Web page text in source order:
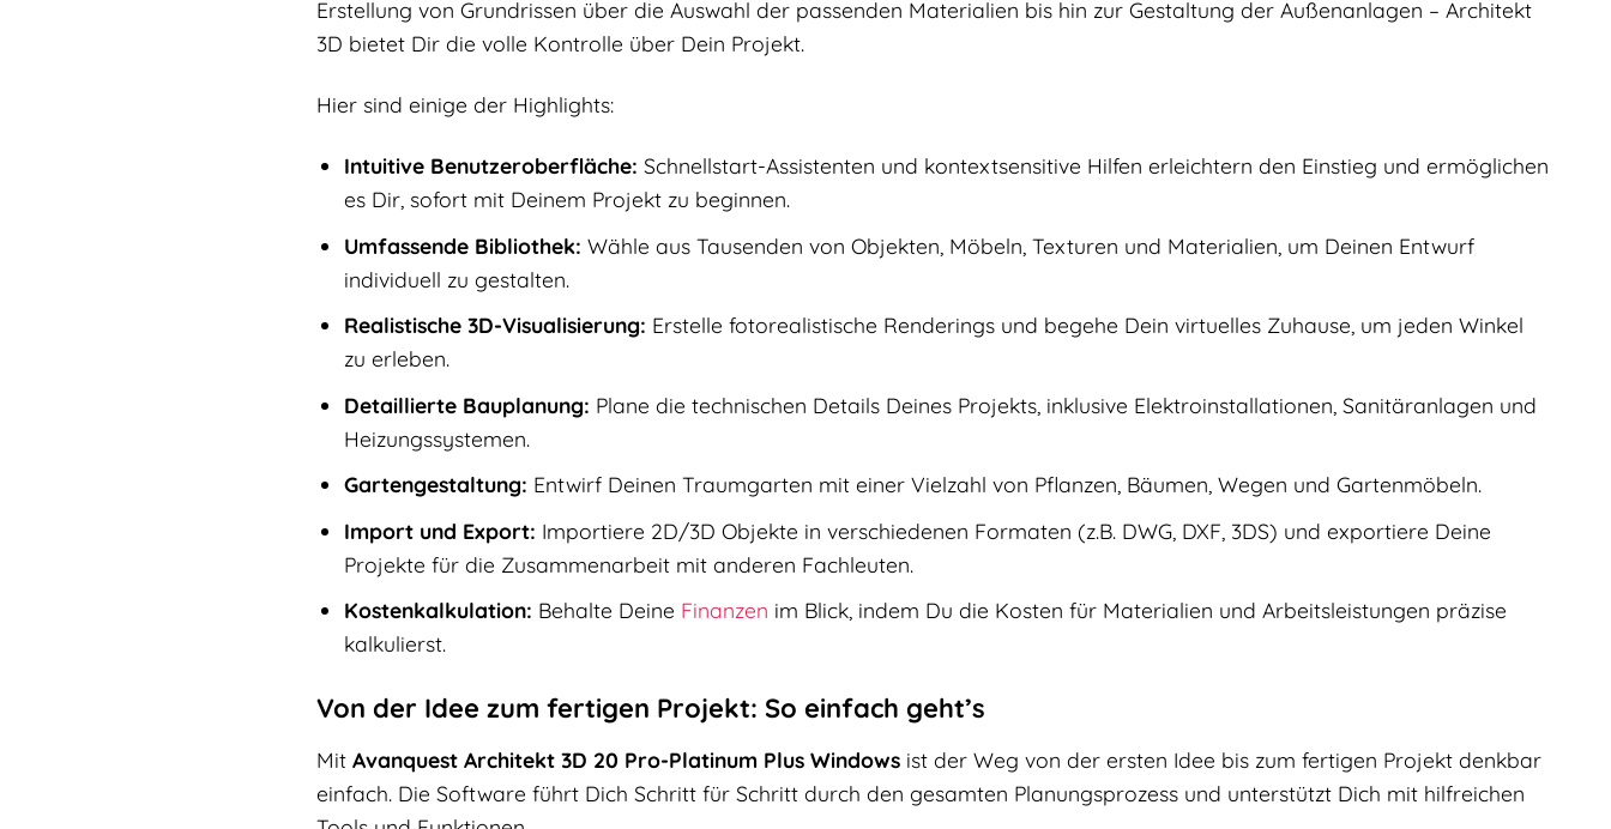
Erstellung von Grundrissen über die Auswahl der passenden Materialien bis hin zur Gestaltung der Außenanlagen – Architekt
3D bietet Dir die volle Kontrolle über Dein Projekt.
Hier sind einige der Highlights:
Intuitive Benutzeroberfläche: Schnellstart-Assistenten und kontextsensitive Hilfen erleichtern den Einstieg und ermöglichen
es Dir, sofort mit Deinem Projekt zu beginnen.
Umfassende Bibliothek: Wähle aus Tausenden von Objekten, Möbeln, Texturen und Materialien, um Deinen Entwurf
individuell zu gestalten.
Realistische 3D-Visualisierung: Erstelle fotorealistische Renderings und begehe Dein virtuelles Zuhause, um jeden Winkel
zu erleben.
Detaillierte Bauplanung: Plane die technischen Details Deines Projekts, inklusive Elektroinstallationen, Sanitäranlagen und
Heizungssystemen.
Gartengestaltung: Entwirf Deinen Traumgarten mit einer Vielzahl von Pflanzen, Bäumen, Wegen und Gartenmöbeln.
Import und Export: Importiere 2D/3D Objekte in verschiedenen Formaten (z.B. DWG, DXF, 3DS) und exportiere Deine
Projekte für die Zusammenarbeit mit anderen Fachleuten.
Kostenkalkulation: Behalte Deine Finanzen im Blick, indem Du die Kosten für Materialien und Arbeitsleistungen präzise
kalkulierst.
Von der Idee zum fertigen Projekt: So einfach geht’s
Mit Avanquest Architekt 3D 20 Pro-Platinum Plus Windowsist der Weg von der ersten Idee bis zum fertigen Projekt denkbar
einfach. Die Software führt Dich Schritt für Schritt durch den gesamten Planungsprozess und unterstützt Dich mit hilfreichen